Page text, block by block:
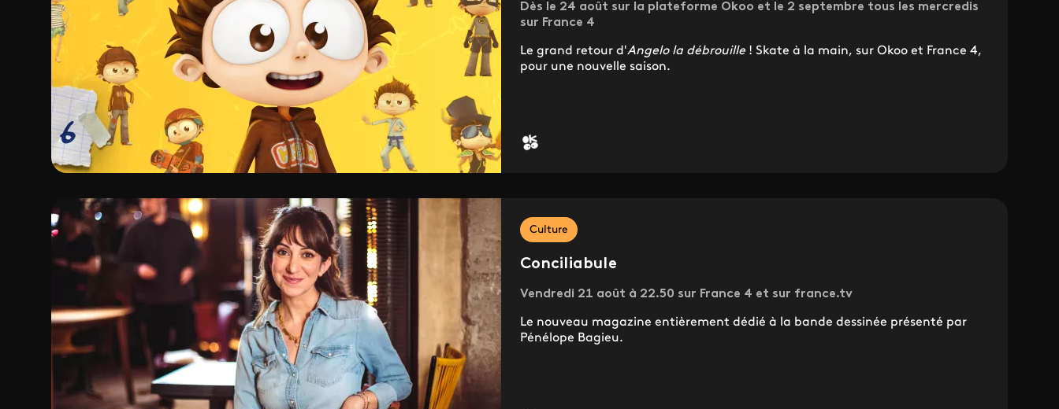
Dès le 24 août sur la plateforme Okoo et le 2 septembre tous les mercredis
sur France 4
Le grand retour d'Angelo la débrouille! Skate à la main, sur Okoo et France 4,
pour une nouvelle saison.
Culture
Conciliabule
Vendredi 21 août à 22.50 sur France 4 et sur france.tv
Le nouveau magazine entièrement dédié à la bande dessinée présenté par
Pénélope Bagieu.